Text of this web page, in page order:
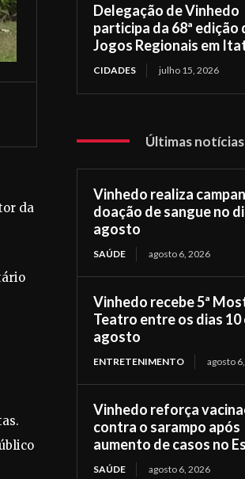
da
Delegação de Vinhedo
participa da 68ª edição
Jogos Regionais em
CIDADES julho 15, 2026
Últimas notícias
Vinhedo realiza
doação de sangue no
agosto
SAÚDE agosto 6, 2026
Vinhedo recebe 5ª
Teatro entre os dias 10
agosto
ENTRETENIMENTO agosto
Vinhedo reforça
contra o sarampo após
aumento de casos no
SAÚDE agosto 6, 2026